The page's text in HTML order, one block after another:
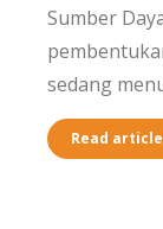
Sumber
sedang
Read article